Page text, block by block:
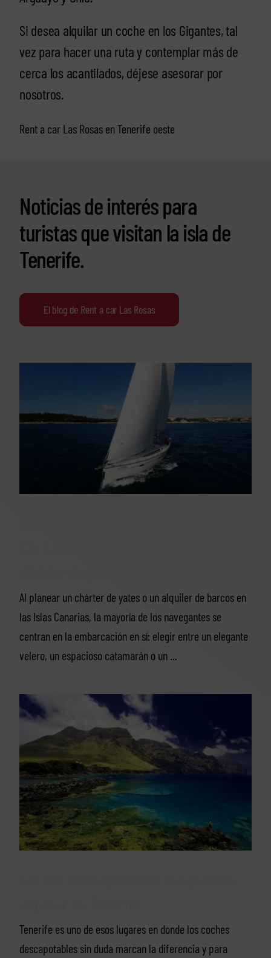
Si desea alquilar un coche en los Gigantes, tal
vez para hacer una ruta y contemplar más de
cerca los acantilados, déjese asesorar por
nosotros.
Rent a car Las Rosas en Tenerife oeste
Noticias de interés para
turistas que visitan la isla de
Tenerife.
El blog de Rent a car Las Rosas
Al planear un chárter de yates o un alquiler de barcos en
las Islas Canarias, la mayoría de los navegantes se
centran en la embarcación en sí: elegir entre un elegante
velero, un espacioso catamarán o un ...
Tenerife es uno de esos lugares en donde los coches
descapotables sin duda marcan la diferencia y para